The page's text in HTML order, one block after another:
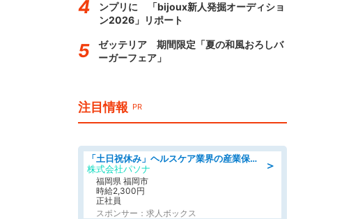
ンプリに 「bijoux新人発掘オーディショ
ン2026」リポート
ゼッテリア 期間限定「夏の和風おろしバ
ーガーフェア」
注目情報 PR
＞
「土日祝休み」ヘルスケア業界の産業保健師/高時給/未経験OK/要資格:保健師、正看護師
株式会社パソナ
福岡県 福岡市
時給2,300円
正社員
スポンサー：求人ボックス